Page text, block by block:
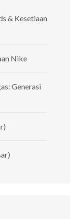
& Kesetiaan
Nike
Generasi